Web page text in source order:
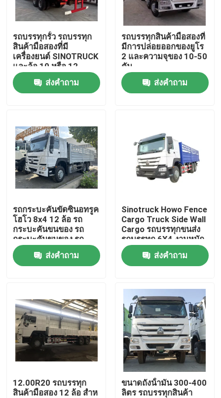
สินค้า
วิดีโอ
เกี่ยวกับเรา
ทัวร์โรงงาน
ควบคุมคุณภาพ
ติดต่อเรา
ขอใบเสนอราคา
รถบรรทุกขยะมือสอง
รถบรรทุกดัมพ์มือสอง
รถบรรทุกรั้ว รถบรรทุก
สินค้ามือสองที่มี
เครื่องยนต์ SINOTRUCK
และล้อ 10 หรือ 12
ส่งคำถาม
รถบรรทุกสินค้ามือสองที่
มีการปล่อยออกของยูโร
2 และความจุของ 10-50
ตัน
ส่งคำถาม
รถกระบะคันขัดซินอทรูค
โฮโว 8x4 12 ล้อ รถ
กระบะคันขนของ รถ
กระบะคันขนของ รถ
กระบะ
ส่งคำถาม
Sinotruck Howo Fence
Cargo Truck Side Wall
Cargo รถบรรทุกขนส่ง
รถบรรทุก 6X4 งานหนัก
380hp
ส่งคำถาม
12.00R20 รถบรรทุก
สินค้ามือสอง 12 ล้อ สําห
ขนาดถังน้ํามัน 300-400
ลิตร รถบรรทุกสินค้า